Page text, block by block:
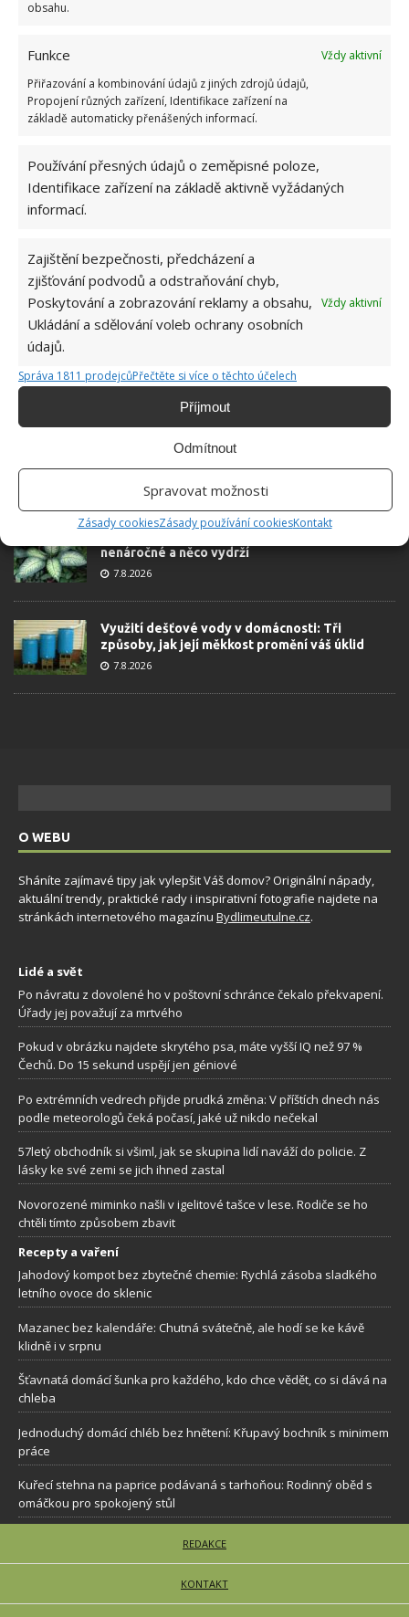
obsahu.
Funkce
Vždy aktivní
Přiřazování a kombinování údajů z jiných zdrojů údajů,
Propojení různých zařízení, Identifikace zařízení na
základě automaticky přenášených informací.
Používání přesných údajů o zeměpisné poloze,
Identifikace zařízení na základě aktivně vyžádaných
informací.
Zajištění bezpečnosti, předcházení a
zjišťování podvodů a odstraňování chyb,
Poskytování a zobrazování reklamy a obsahu,
Ukládání a sdělování voleb ochrany osobních
údajů.
Vždy aktivní
Správa 1811 prodejcůPřečtěte si více o těchto účelech
Příjmout
Odmítnout
Spravovat možnosti
Zásady cookiesZásady používání cookiesKontakt
Test znalostí o každodenní realitě za
23.6.2026
bodů
6.5.2026
Tyto rostliny odpuzují klíšťata. Ujistěte se, že je
nenáročné a něco vydrží
7.8.2026
Využití dešťové vody v domácnosti: Tři
způsoby, jak její měkkost promění váš úklid
7.8.2026
O WEBU
Sháníte zajímavé tipy jak vylepšit Váš domov? Originální nápady,
aktuální trendy, praktické rady i inspirativní fotografie najdete na
stránkách internetového magazínu Bydlimeutulne.cz.
Lidé a svět
Po návratu z dovolené ho v poštovní schránce čekalo překvapení.
Úřady jej považují za mrtvého
Pokud v obrázku najdete skrytého psa, máte vyšší IQ než 97 %
Čechů. Do 15 sekund uspějí jen géniové
Po extrémních vedrech přijde prudká změna: V příštích dnech nás
podle meteorologů čeká počasí, jaké už nikdo nečekal
57letý obchodník si všiml, jak se skupina lidí naváží do policie. Z
lásky ke své zemi se jich ihned zastal
Novorozené miminko našli v igelitové tašce v lese. Rodiče se ho
chtěli tímto způsobem zbavit
Recepty a vaření
Jahodový kompot bez zbytečné chemie: Rychlá zásoba sladkého
letního ovoce do sklenic
Mazanec bez kalendáře: Chutná svátečně, ale hodí se ke kávě
klidně i v srpnu
Šťavnatá domácí šunka pro každého, kdo chce vědět, co si dává na
chleba
Jednoduchý domácí chléb bez hnětení: Křupavý bochník s minimem
práce
Kuřecí stehna na paprice podávaná s tarhoňou: Rodinný oběd s
omáčkou pro spokojený stůl
REDAKCE
KONTAKT